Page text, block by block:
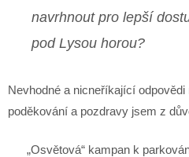
navrhnout pro lepší
pod Lysou horou?
Nevhodné a nicneříkající
poděkování a pozdravy jsem z
„Osvětová“ kampan k